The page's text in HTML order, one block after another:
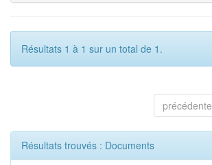
Résultats 1 à 1 sur un total de 1.
précédente
Résultats trouvés : Documents